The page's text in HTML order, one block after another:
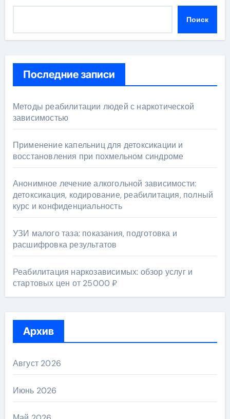
Поиск
Последние записи
Методы реабилитации людей с наркотической
зависимостью
Применение капельниц для детоксикации и
восстановления при похмельном синдроме
Анонимное лечение алкогольной зависимости:
детоксикация, кодирование, реабилитация, полный
курс и конфиденциальность
УЗИ малого таза: показания, подготовка и
расшифровка результатов
Реабилитация наркозависимых: обзор услуг и
стартовых цен от 25000 ₽
Архив
Август 2026
Июнь 2026